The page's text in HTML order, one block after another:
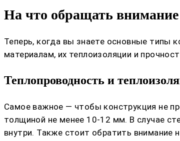
На что обращать
Теперь, когда вы знаете основные типы
материалам, их теплоизоляции и
Теплопроводность и
Самое важное — чтобы конструкция не
толщиной не менее 10-12 мм. В случае
внутри. Также стоит обратить внимание